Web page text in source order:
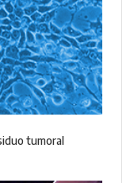
tumoral